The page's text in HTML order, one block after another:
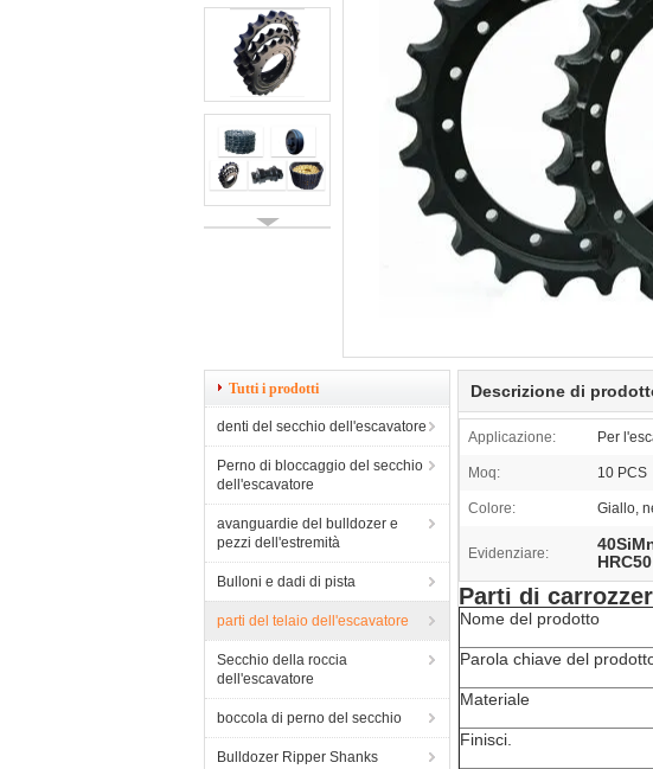
Tutti i prodotti
denti del secchio dell'escavatore
Perno di bloccaggio del secchio
dell'escavatore
avanguardie del bulldozer e
pezzi dell'estremità
Bulloni e dadi di pista
parti del telaio dell'escavatore
Secchio della roccia
dell'escavatore
boccola di perno del secchio
Bulldozer Ripper Shanks
Descrizione di
Applicazione: Per
Moq: 10 PCS
Colore: Giallo,
Evidenziare:
Parti di
Nome del prodotto
Parola chiave del
Materiale
Finisci.